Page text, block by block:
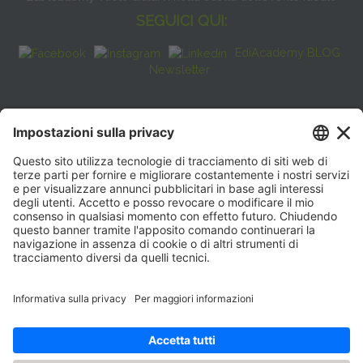
SEGUICI QUI:
EdiAcademy BLOG
Newsletter
FAQ
CONTATTI
EdiAcademy
Sede operativa: V.le E. Forlanini, 21 - 20134, Milano
(+39)0270211274
E-mail:formazione@eenet.it
Sede legale: V.le E. Forlanini, 21 - 20134, Milano
ORARI SEGRETERIA
Lunedì—Giovedì: 08:30–17:30
Venerdì: 08:30–16:00